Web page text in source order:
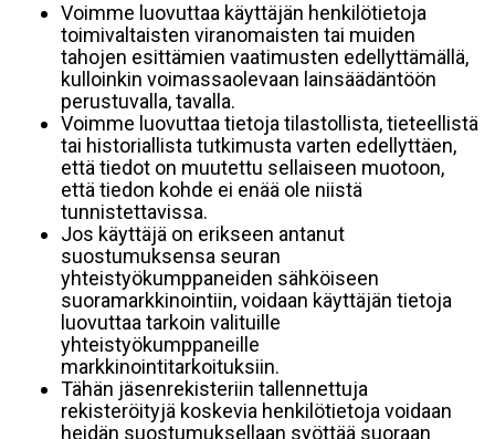
Voimme luovuttaa käyttäjän henkilötietoja
toimivaltaisten viranomaisten tai muiden
tahojen esittämien vaatimusten edellyttämällä,
kulloinkin voimassaolevaan lainsäädäntöön
perustuvalla, tavalla.
Voimme luovuttaa tietoja tilastollista, tieteellistä
tai historiallista tutkimusta varten edellyttäen,
että tiedot on muutettu sellaiseen muotoon,
että tiedon kohde ei enää ole niistä
tunnistettavissa.
Jos käyttäjä on erikseen antanut
suostumuksensa seuran
yhteistyökumppaneiden sähköiseen
suoramarkkinointiin, voidaan käyttäjän tietoja
luovuttaa tarkoin valituille
yhteistyökumppaneille
markkinointitarkoituksiin.
Tähän jäsenrekisteriin tallennettuja
rekisteröityjä koskevia henkilötietoja voidaan
heidän suostumuksellaan syöttää suoraan